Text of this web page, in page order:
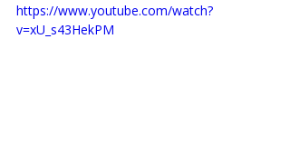
https://www.youtube.com/watch?
v=xU_s43HekPM